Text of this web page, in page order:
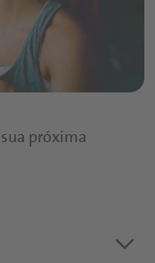
próxima
keyboard_arrow_down